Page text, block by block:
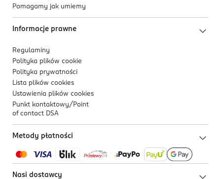
Pomagamy jak umiemy
Informacje prawne
Regulaminy
Polityka plików cookie
Polityka prywatności
Lista plików cookies
Ustawienia plików cookies
Punkt kontaktowy/ Point
of contact DSA
Metody płatności
Nasi dostawcy